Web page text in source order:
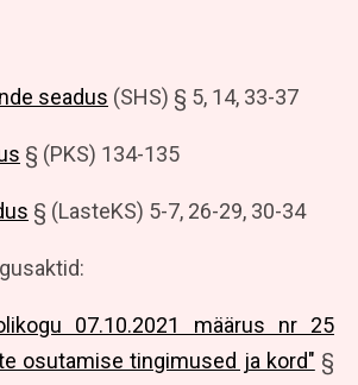
seadus (SHS) § 5, 14, 33-37
§ (PKS) 134-135
§ (LasteKS) 5-7, 26-29, 30-34
07.10.2021 määrus nr 25
osutamise tingimused ja kord" §